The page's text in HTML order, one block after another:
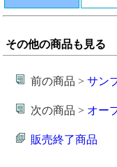
その他の商品も見る
前の商品 >サン
次の商品 > オー
販売終了商品